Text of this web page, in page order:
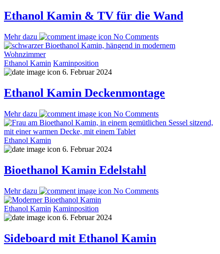
Ethanol Kamin & TV für die Wand
Mehr dazu No Comments
Ethanol Kamin Kaminposition
6. Februar 2024
Ethanol Kamin Deckenmontage
Mehr dazu No Comments
Ethanol Kamin
6. Februar 2024
Bioethanol Kamin Edelstahl
Mehr dazu No Comments
Ethanol Kamin Kaminposition
6. Februar 2024
Sideboard mit Ethanol Kamin